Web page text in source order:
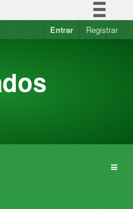
Simplifique!
Acesso à informação
Entrar Registrar